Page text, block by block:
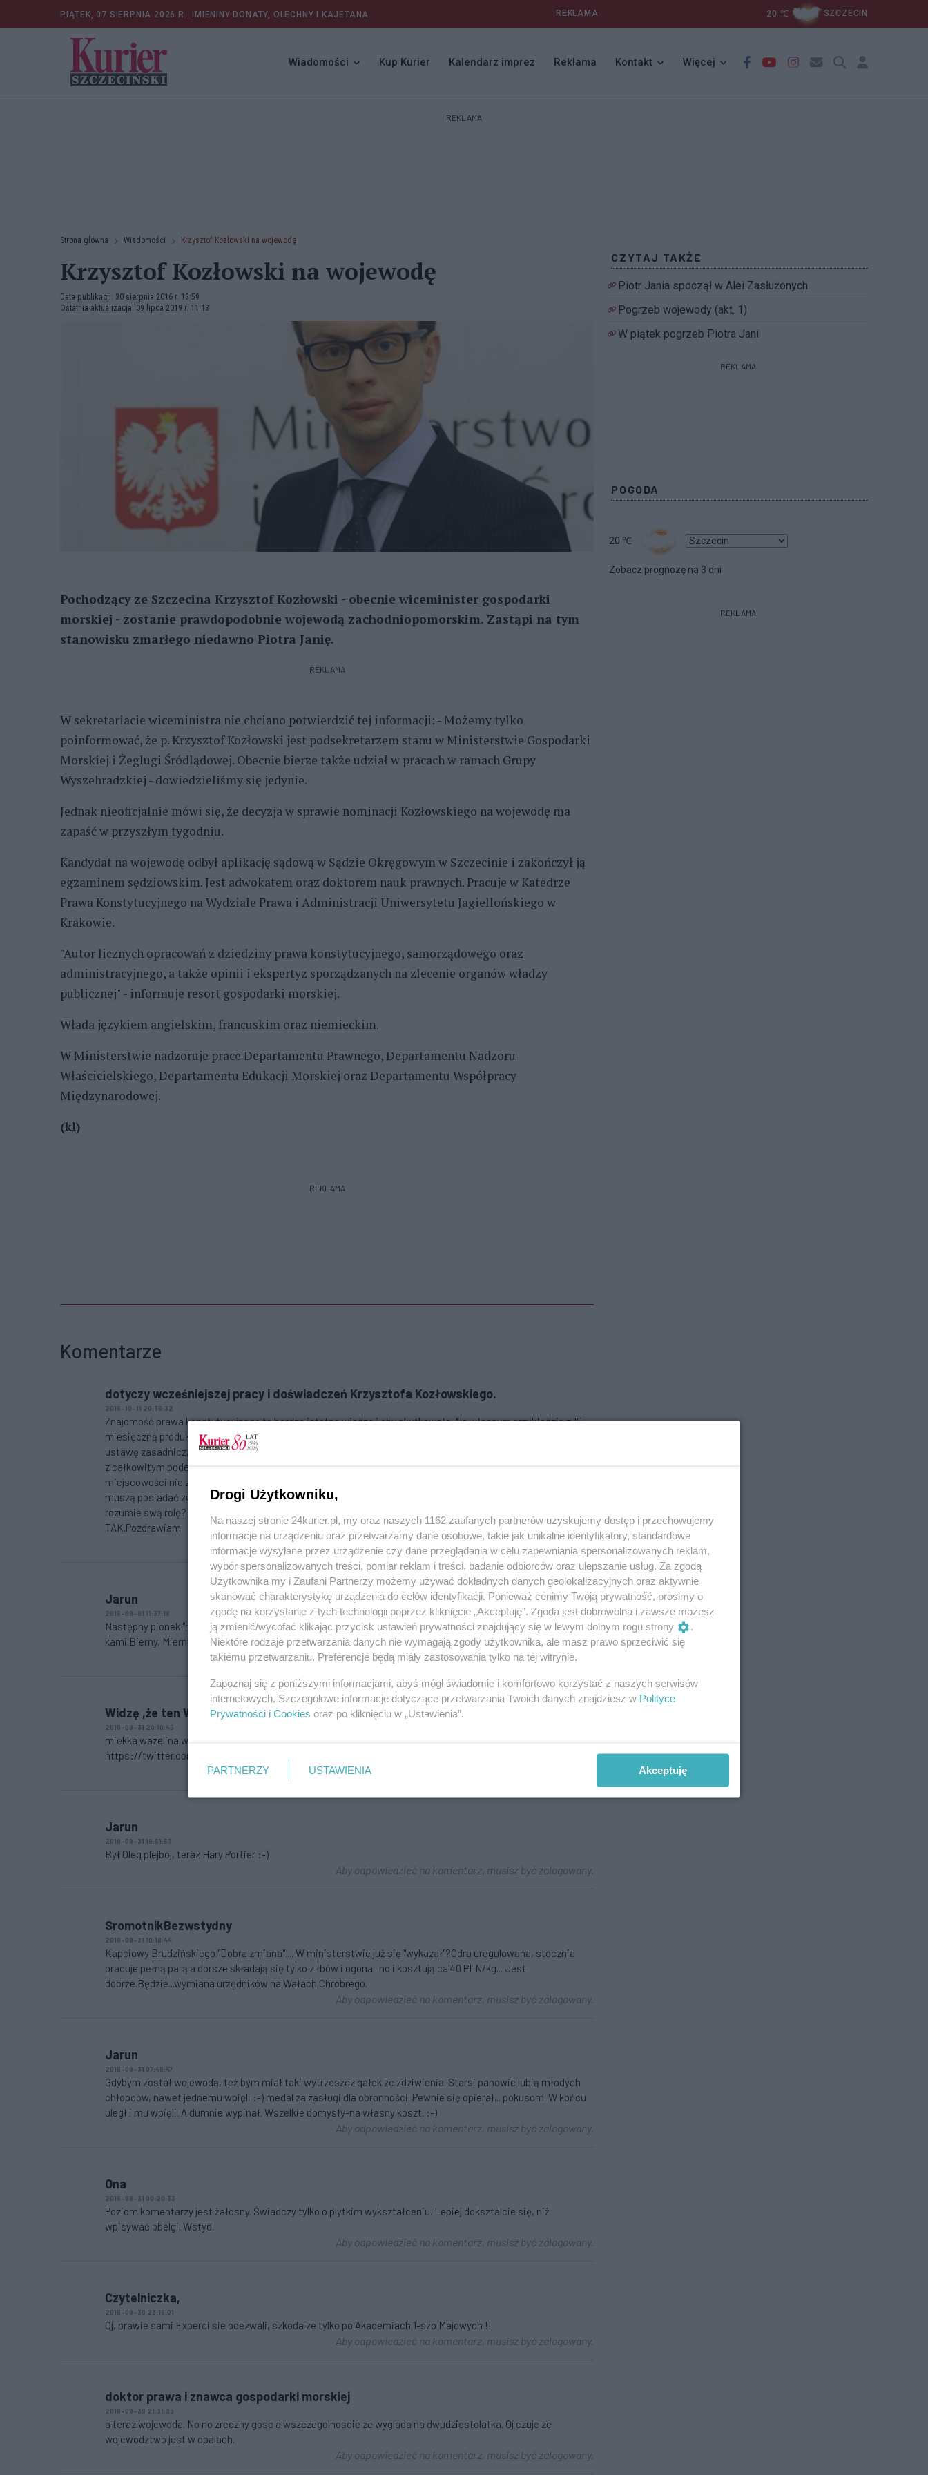
PIĄTEK, 07 SIERPNIA 2026 R. IMIENINY DONATY, OLECHNY I KAJETANA REKLAMA 20 ℃ SZCZECIN
Wiadomości Kup Kurier Kalendarz imprez Reklama Kontakt Więcej
REKLAMA
Strona główna Wiadomości Krzysztof Kozłowski na wojewodę
Krzysztof Kozłowski na wojewodę
Data publikacji: 30 sierpnia 2016 r. 13:59
Ostatnia aktualizacja: 09 lipca 2019 r. 11:13
Pochodzący ze Szczecina Krzysztof Kozłowski - obecnie wiceminister gospodarki
morskiej - zostanie prawdopodobnie wojewodą zachodniopomorskim. Zastąpi na tym
stanowisku zmarłego niedawno Piotra Janię.
REKLAMA
W sekretariacie wiceministra nie chciano potwierdzić tej informacji: - Możemy tylko
poinformować, że p. Krzysztof Kozłowski jest podsekretarzem stanu w Ministerstwie Gospodarki
Morskiej i Żeglugi Śródlądowej. Obecnie bierze także udział w pracach w ramach Grupy
Wyszehradzkiej - dowiedzieliśmy się jedynie.
Jednak nieoficjalnie mówi się, że decyzja w sprawie nominacji Kozłowskiego na wojewodę ma
zapaść w przyszłym tygodniu.
Kandydat na wojewodę odbył aplikację sądową w Sądzie Okręgowym w Szczecinie i zakończył ją
egzaminem sędziowskim. Jest adwokatem oraz doktorem nauk prawnych. Pracuje w Katedrze
Prawa Konstytucyjnego na Wydziale Prawa i Administracji Uniwersytetu Jagiellońskiego w
Krakowie.
"Autor licznych opracowań z dziedziny prawa konstytucyjnego, samorządowego oraz
administracyjnego, a także opinii i ekspertyz sporządzanych na zlecenie organów władzy
publicznej" - informuje resort gospodarki morskiej.
Włada językiem angielskim, francuskim oraz niemieckim.
W Ministerstwie nadzoruje prace Departamentu Prawnego, Departamentu Nadzoru
Właścicielskiego, Departamentu Edukacji Morskiej oraz Departamentu Współpracy
Międzynarodowej.
(kl)
REKLAMA
Komentarze
dotyczy wcześniejszej pracy i doświadczeń Krzysztofa Kozłowskiego.
2016-10-11 20:36:32
Znajomość prawa konstytucyjnego to bardzo istotna wiedza i oby skutkowała. Na własnym przykładzie z 15-
miesięczną produkcją dowodu osobistego dla mnie mogę poświadczyć,,ze zarówno MSW jak i MSWiA ma
ustawę zasadniczą tam gdzie słońce nie dochodzi.Stosowanie nazw miejscowości wyłącznie takich jak DZIŚ
z całkowitym podeptaniem art 93 konstytucji,z dzieleniem społeczeństwa na tych którym nazwę
miejscowości nie zmieniono/ci lepsi/ oraz tych którym ją zmieniono czyli gorsi bo dla pełnej wiarygodności
muszą posiadać zupełny akt urodzenia. Możnaby zadać pytanie jak w tej 27-letniej demokracji Władza
rozumie swą rolę? Prawa społeczeństwa?Zapomniałem przecież to nie TK tu obowiązuje BO
TAK.Pozdrawiam.
Aby odpowiedzieć na komentarz, musisz być zalogowany.
Jarun
2016-09-01 11:37:18
Następny pionek "małego kaczorka". Po "powiatowej", "belferku" obszadzanie stanowisk be-em-wu-
kami.Bierny, Mierny ale Wierny.
Aby odpowiedzieć na komentarz, musisz być zalogowany.
Widzę ,że ten Wojewoda, to
2016-08-31 20:10:45
miękka wazelina wierchuszki PiS oraz ministrant kościelny. Zresztą, poczytajcie jego wpisy:
https://twitter.com/krzkozlowski
Aby odpowiedzieć na komentarz, musisz być zalogowany.
Jarun
2016-08-31 18:51:53
Był Oleg plejboj, teraz Hary Portier :-)
Aby odpowiedzieć na komentarz, musisz być zalogowany.
SromotnikBezwstydny
2016-08-31 10:18:44
Kapciowy Brudzińskiego."Dobra zmiana".... W ministerstwie już się "wykazał"?Odra uregulowana, stocznia
pracuje pełną parą a dorsze składają się tylko z łbów i ogona...no i kosztują ca'40 PLN/kg... Jest
dobrze.Będzie...wymiana urzędników na Wałach Chrobrego.
Aby odpowiedzieć na komentarz, musisz być zalogowany.
Jarun
2016-08-31 07:46:47
Gdybym został wojewodą, też bym miał taki wytrzeszcz gałek ze zdziwienia. Starsi panowie lubią młodych
chłopców, nawet jednemu wpięli :-) medal za zasługi dla obronności. Pewnie się opierał... pokusom. W końcu
uległ i mu wpięli. A dumnie wypinał. Wszelkie domysły-na własny koszt. :-)
Aby odpowiedzieć na komentarz, musisz być zalogowany.
Ona
2016-08-31 00:20:33
Poziom komentarzy jest żałosny. Świadczy tylko o plytkim wykształceniu. Lepiej doksztalcie się, niż
wpisywać obelgi. Wstyd.
Aby odpowiedzieć na komentarz, musisz być zalogowany.
Czytelniczka,
2016-08-30 23:16:01
Oj, prawie sami Experci sie odezwali, szkoda ze tylko po Akademiach 1-szo Majowych !!
Aby odpowiedzieć na komentarz, musisz być zalogowany.
doktor prawa i znawca gospodarki morskiej
2016-08-30 21:31:39
a teraz wojewoda. No no zreczny gosc a wszczegolnoscie ze wyglada na dwudziestolatka. Oj czuje ze
wojewodztwo jest w opalach.
Aby odpowiedzieć na komentarz, musisz być zalogowany.
CZYTAJ TAKŻE
Piotr Jania spoczął w Alei Zasłużonych
Pogrzeb wojewody (akt. 1)
W piątek pogrzeb Piotra Jani
REKLAMA
POGODA
20 ℃
Zobacz prognozę na 3 dni
REKLAMA
Drogi Użytkowniku,
Na naszej stronie 24kurier.pl, my oraz naszych 1162 zaufanych partnerów uzyskujemy dostęp i przechowujemy
informacje na urządzeniu oraz przetwarzamy dane osobowe, takie jak unikalne identyfikatory, standardowe
informacje wysyłane przez urządzenie czy dane przeglądania w celu zapewniania spersonalizowanych reklam,
wybór spersonalizowanych treści, pomiar reklam i treści, badanie odbiorców oraz ulepszanie usług. Za zgodą
Użytkownika my i Zaufani Partnerzy możemy używać dokładnych danych geolokalizacyjnych oraz aktywnie
skanować charakterystykę urządzenia do celów identyfikacji. Ponieważ cenimy Twoją prywatność, prosimy o
zgodę na korzystanie z tych technologii poprzez kliknięcie „Akceptuję”. Zgoda jest dobrowolna i zawsze możesz
ją zmienić/wycofać klikając przycisk ustawień prywatności znajdujący się w lewym dolnym rogu strony
.
Niektóre rodzaje przetwarzania danych nie wymagają zgody użytkownika, ale masz prawo sprzeciwić się
takiemu przetwarzaniu. Preferencje będą miały zastosowania tylko na tej witrynie.
Zapoznaj się z poniższymi informacjami, abyś mógł świadomie i komfortowo korzystać z naszych serwisów
internetowych. Szczegółowe informacje dotyczące przetwarzania Twoich danych znajdziesz w Polityce
Prywatności i Cookies oraz po kliknięciu w „Ustawienia”.
PARTNERZY USTAWIENIA Akceptuję